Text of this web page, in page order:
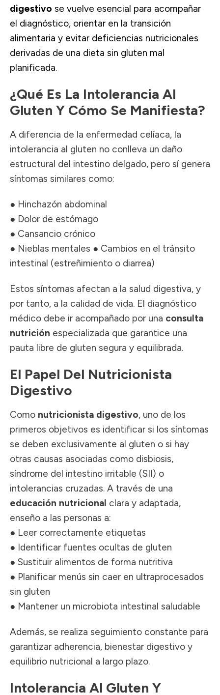
digestivo se vuelve esencial para acompañar
el diagnóstico, orientar en la transición
alimentaria y evitar deficiencias nutricionales
derivadas de una dieta sin gluten mal
planificada.
¿Qué Es La Intolerancia Al
Gluten Y Cómo Se Manifiesta?
A diferencia de la enfermedad celíaca, la
intolerancia al gluten no conlleva un daño
estructural del intestino delgado, pero sí genera
síntomas similares como:
● Hinchazón abdominal
● Dolor de estómago
● Cansancio crónico
● Nieblas mentales ● Cambios en el tránsito
intestinal (estreñimiento o diarrea)
Estos síntomas afectan a la salud digestiva, y
por tanto, a la calidad de vida. El diagnóstico
médico debe ir acompañado por una consulta
nutrición especializada que garantice una
pauta libre de gluten segura y equilibrada.
El Papel Del Nutricionista
Digestivo
Como nutricionista digestivo, uno de los
primeros objetivos es identificar si los síntomas
se deben exclusivamente al gluten o si hay
otras causas asociadas como disbiosis,
síndrome del intestino irritable (SII) o
intolerancias cruzadas. A través de una
educación nutricional clara y adaptada,
enseño a las personas a:
● Leer correctamente etiquetas
● Identificar fuentes ocultas de gluten
● Sustituir alimentos de forma nutritiva
● Planificar menús sin caer en ultraprocesados
sin gluten
● Mantener un microbiota intestinal saludable
Además, se realiza seguimiento constante para
garantizar adherencia, bienestar digestivo y
equilibrio nutricional a largo plazo.
Intolerancia Al Gluten Y